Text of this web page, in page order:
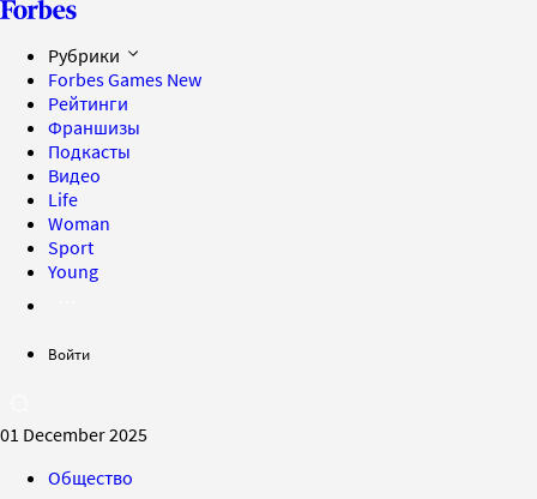
Рубрики
Forbes Games New
Рейтинги
Франшизы
Подкасты
Видео
Life
Woman
Sport
Young
Войти
01 December 2025
Общество